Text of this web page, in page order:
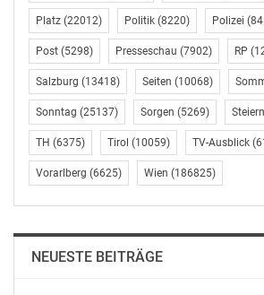
Luftreinigungstechnologien,
oder nichtinvasiven
Repurposing bis hin zur
Medikamentenherstellung gegen
geschäftsführende Institutsleiter Prof.
Herz ergänzt Lunge
Seit Anfang 2021 ist mit Eintritt des
Thomas Thum die kardiovaskuläre
Forschungsgebiete zeigte sich bereits
Platz (22012) Politik (8220) Polizei
Post (5298) Presseschau (7902) RP
Salzburg (13418) Seiten (10068)
Sonntag (25137) Sorgen (5269)
TH (6375) Tirol (10059) TV-Ausblick
Vorarlberg (6625) Wien (186825)
NEUESTE BEITRÄGE